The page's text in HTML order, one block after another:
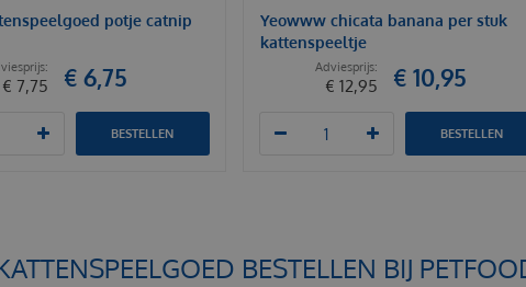
potje catnip
€ 7,75 € 6,75
BESTELLEN
Yeowww chicata banana per stuk
kattenspeeltje
€ 12,95 € 10,95
BESTELLEN
BESTELLEN BIJ